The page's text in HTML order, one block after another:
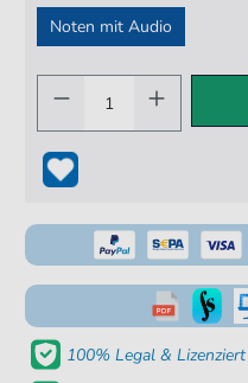
Noten mit Audio
100% Legal & Lizenziert